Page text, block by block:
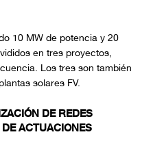
10 MW de potencia y 20
en tres proyectos,
Los tres son también
solares FV.
DE REDES
ACTUACIONES